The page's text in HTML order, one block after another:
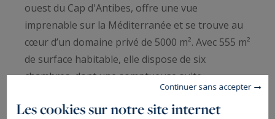
ouest du Cap d'Antibes, offre une vue
imprenable sur la Méditerranée et se trouve au
cœur d’un domaine privé de 5000 m². Avec 555 m²
de surface habitable, elle dispose de six
chambres, dont une somptueuse suite
principale, de prestations haut de gamme, et
d'un appartement indépendant pour les invités.
Les cookies sur notre site internet
Continuer sans accepter